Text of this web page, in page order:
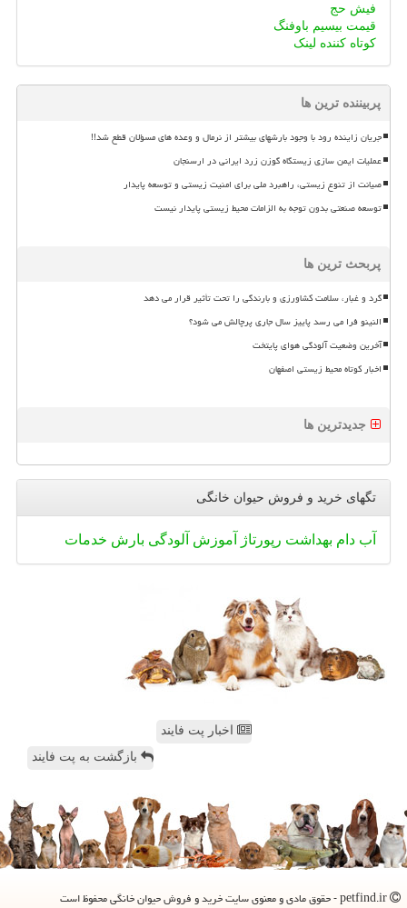
فیش حج
قیمت بیسیم باوفنگ
کوتاه کننده لینک
پربیننده ترین ها
جریان زاینده رود با وجود بارشهای بیشتر از نرمال و وعده های مسؤلان قطع شد!!
عملیات ایمن سازی زیستگاه گوزن زرد ایرانی در ارسنجان
صیانت از تنوع زیستی، راهبرد ملی برای امنیت زیستی و توسعه پایدار
توسعه صنعتی بدون توجه به الزامات محیط زیستی پایدار نیست
پربحث ترین ها
گرد و غبار، سلامت کشاورزی و بارندگی را تحت تأثیر قرار می دهد
النینو فرا می رسد پاییز سال جاری پرچالش می شود؟
آخرین وضعیت آلودگی هوای پایتخت
اخبار کوتاه محیط زیستی اصفهان
جدیدترین ها
تگهای خرید و فروش حیوان خانگی
آب دام بهداشت رپورتاژ آموزش آلودگی بارش خدمات
اخبار پت فایند
بازگشت به پت فایند